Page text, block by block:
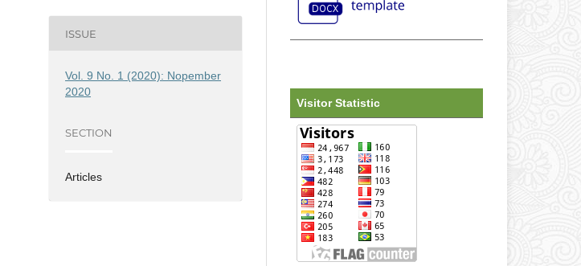
ISSUE
Vol. 9 No. 1 (2020): Nopember
2020
SECTION
Articles
Visitor Statistic